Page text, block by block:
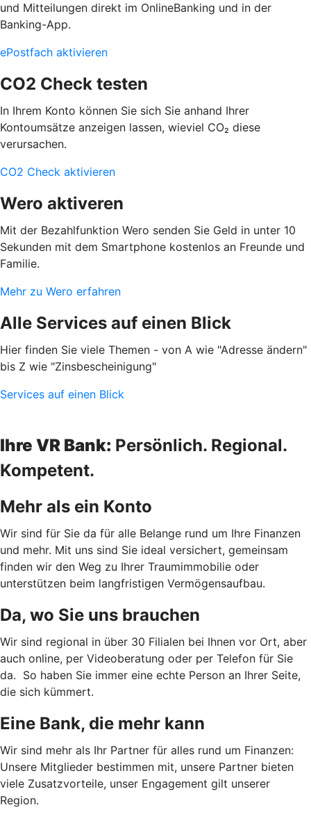
und Mitteilungen direkt im OnlineBanking und in der
Banking-App.
ePostfach aktivieren
CO2 Check testen
In Ihrem Konto können Sie sich Sie anhand Ihrer
Kontoumsätze anzeigen lassen, wieviel CO₂ diese
verursachen.
CO2 Check aktivieren
Wero aktiveren
Mit der Bezahlfunktion Wero senden Sie Geld in unter 10
Sekunden mit dem Smartphone kostenlos an Freunde und
Familie.
Mehr zu Wero erfahren
Alle Services auf einen Blick
Hier finden Sie viele Themen - von A wie "Adresse ändern"
bis Z wie "Zinsbescheinigung"
Services auf einen Blick
Ihre VR Bank: Persönlich. Regional.
Kompetent.
Mehr als ein Konto
Wir sind für Sie da für alle Belange rund um Ihre Finanzen
und mehr. Mit uns sind Sie ideal versichert, gemeinsam
finden wir den Weg zu Ihrer Traumimmobilie oder
unterstützen beim langfristigen Vermögensaufbau.
Da, wo Sie uns brauchen
Wir sind regional in über 30 Filialen bei Ihnen vor Ort, aber
auch online, per Videoberatung oder per Telefon für Sie
da. So haben Sie immer eine echte Person an Ihrer Seite,
die sich kümmert.
Eine Bank, die mehr kann
Wir sind mehr als Ihr Partner für alles rund um Finanzen:
Unsere Mitglieder bestimmen mit, unsere Partner bieten
viele Zusatzvorteile, unser Engagement gilt unserer
Region.